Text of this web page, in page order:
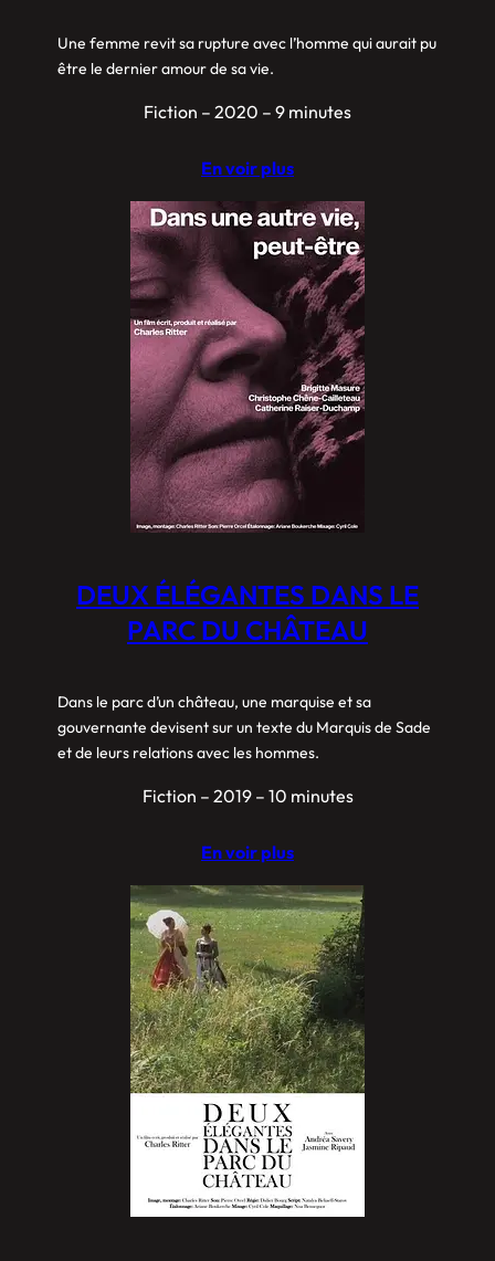
Une femme revit sa rupture avec l’homme qui aurait pu
être le dernier amour de sa vie.
Fiction – 2020 – 9 minutes
En voir plus
DEUX ÉLÉGANTES DANS LE
PARC DU CHÂTEAU
Dans le parc d’un château, une marquise et sa
gouvernante devisent sur un texte du Marquis de Sade
et de leurs relations avec les hommes.
Fiction – 2019 – 10 minutes
En voir plus